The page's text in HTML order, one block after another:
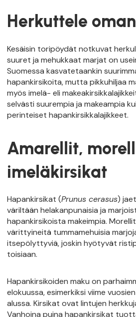
Herkuttele
Kesäisin toripöydät notkuvat
suuret ja mehukkaat marjat on
Suomessa kasvatetaankin
hapankirsikoita, mutta pikkuhiljaa
myös imelä- eli
selvästi suurempia ja makeampia
perinteiset hapankirsikkalajikkeet.
Amarellit,
imeläkirsikat
Hapankirsikat (Prunus cerasus)
väriltään helakanpunaisia ja
hapankirsikoista makeimpia.
värittyineitä tummamehuisia
itsepölyttyviä, joskin hyötyvät
toisiaan.
Hapankirsikoiden maku on
elokuussa, esimerkiksi viime
alussa. Kirsikat ovat lintujen
Vanhoina puina hapankirsikat